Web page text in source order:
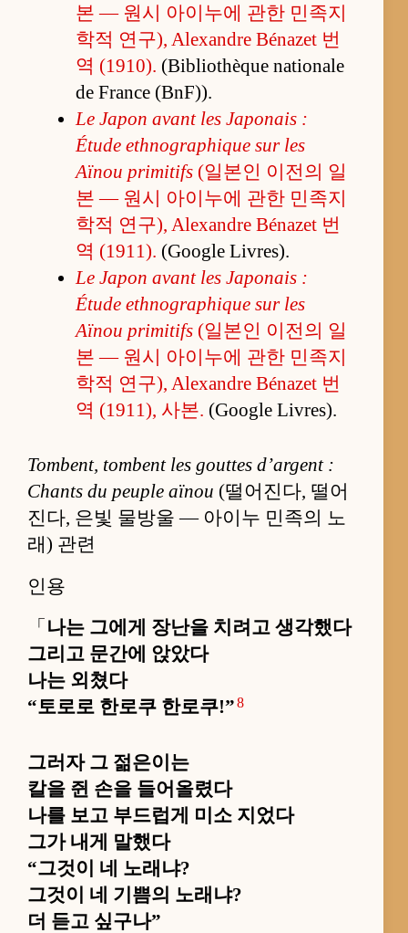
본 — 원시 아이누에 관한 민족지
학적 연구), Alexandre Bénazet 번
역 (1910). (Bibliothèque nationale
de France (BnF)).
Le Japon avant les Japonais :
Étude ethnographique sur les
Aïnou primitifs(일본인 이전의 일
본 — 원시 아이누에 관한 민족지
학적 연구), Alexandre Bénazet 번
역 (1911). (Google Livres).
Le Japon avant les Japonais :
Étude ethnographique sur les
Aïnou primitifs(일본인 이전의 일
본 — 원시 아이누에 관한 민족지
학적 연구), Alexandre Bénazet 번
역 (1911), 사본. (Google Livres).
Tombent, tombent les gouttes d’argent :
Chants du peuple aïnou (떨어진다, 떨어
진다, 은빛 물방울 — 아이누 민족의 노
래) 관련
인용
「 나는 그에게 장난을 치려고 생각했다
그리고 문간에 앉았다
나는 외쳤다
“토로로 한로쿠 한로쿠!”8
그러자 그 젊은이는
칼을 쥔 손을 들어올렸다
나를 보고 부드럽게 미소 지었다
그가 내게 말했다
“그것이 네 노래냐?
그것이 네 기쁨의 노래냐?
더 듣고 싶구나”